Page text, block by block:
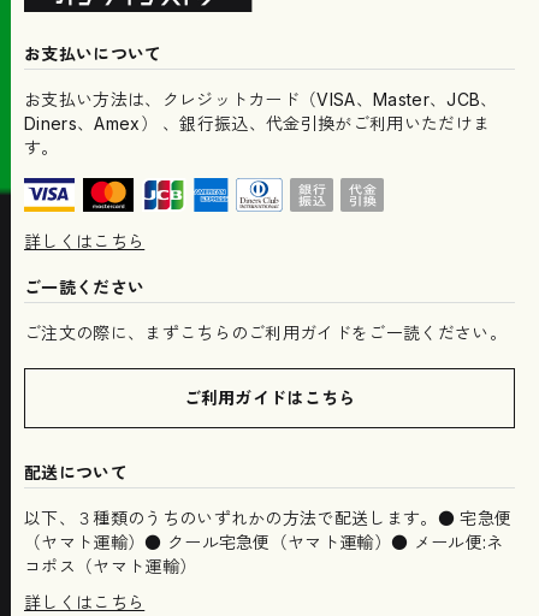
お支払いについて
お支払い方法は、クレジットカード（VISA、Master、JCB、
Diners、Amex） 、銀行振込、代金引換がご利用いただけま
す。
詳しくはこちら
ご一読ください
ご注文の際に、まずこちらのご利用ガイドをご一読ください。
ご利用ガイドはこちら
配送について
以下、３種類のうちのいずれかの方法で配送します。● 宅急便
（ヤマト運輸）● クール宅急便（ヤマト運輸）● メール便:ネ
コポス（ヤマト運輸）
詳しくはこちら